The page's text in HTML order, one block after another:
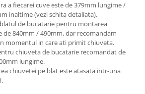
a fiecarei cuve este de 379mm lungime /
inaltime (vezi schita detaliata).
de bucatarie pentru montarea
de 840mm / 490mm, dar recomandam
momentul in care ati primit chiuveta.
chiuveta de bucatarie recomandat de
lungime.
chiuvetei pe blat este atasata intr-una